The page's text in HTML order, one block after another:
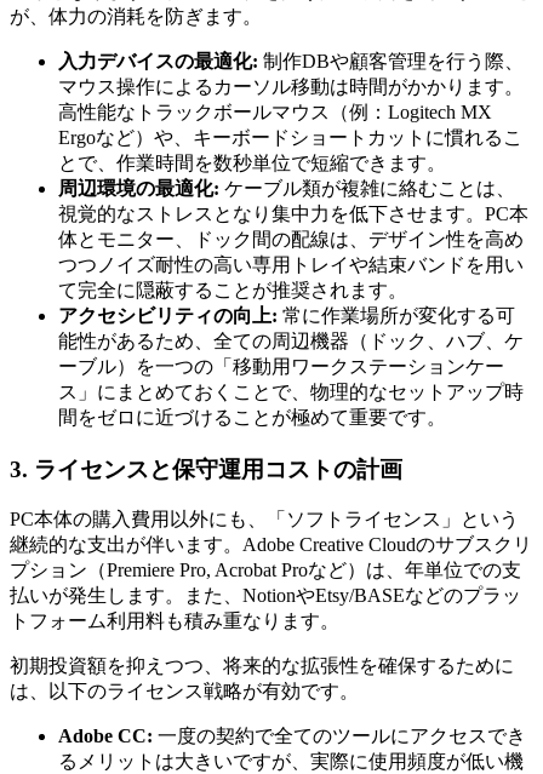
が、体力の消耗を防ぎます。
入力デバイスの最適化: 制作DBや顧客管理を行う際、
マウス操作によるカーソル移動は時間がかかります。
高性能なトラックボールマウス（例：Logitech MX
Ergoなど）や、キーボードショートカットに慣れるこ
とで、作業時間を数秒単位で短縮できます。
周辺環境の最適化: ケーブル類が複雑に絡むことは、
視覚的なストレスとなり集中力を低下させます。PC本
体とモニター、ドック間の配線は、デザイン性を高め
つつノイズ耐性の高い専用トレイや結束バンドを用い
て完全に隠蔽することが推奨されます。
アクセシビリティの向上: 常に作業場所が変化する可
能性があるため、全ての周辺機器（ドック、ハブ、ケ
ーブル）を一つの「移動用ワークステーションケー
ス」にまとめておくことで、物理的なセットアップ時
間をゼロに近づけることが極めて重要です。
3. ライセンスと保守運用コストの計画
PC本体の購入費用以外にも、「ソフトライセンス」という
継続的な支出が伴います。Adobe Creative Cloudのサブスクリ
プション（Premiere Pro, Acrobat Proなど）は、年単位での支
払いが発生します。また、NotionやEtsy/BASEなどのプラッ
トフォーム利用料も積み重なります。
初期投資額を抑えつつ、将来的な拡張性を確保するために
は、以下のライセンス戦略が有効です。
Adobe CC: 一度の契約で全てのツールにアクセスでき
るメリットは大きいですが、実際に使用頻度が低い機